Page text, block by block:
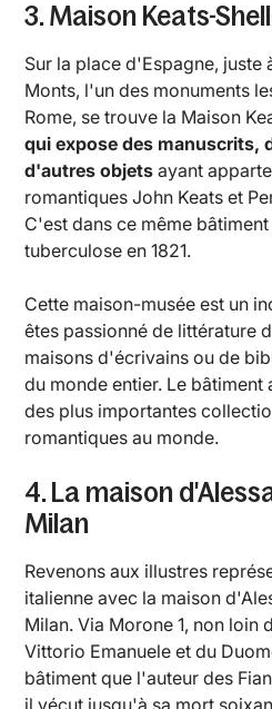
3. Maison Keats-
Sur la place d'Espagne,
Monts, l'un des monuments
Rome, se trouve la Maison
qui expose des manuscrits,
d'autres objets ayant
romantiques John Keats et
C'est dans ce même
tuberculose en 1821.
Cette maison-musée est un
êtes passionné de littérature
maisons d'écrivains ou de
du monde entier. Le
des plus importantes
romantiques au monde.
4. La maison
Milan
Revenons aux illustres
italienne avec la maison
Milan. Via Morone 1, non loin
Vittorio Emanuele et du
bâtiment que l'auteur des